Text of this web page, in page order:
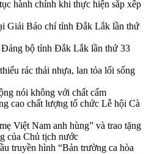
hành chính khi thực hiện sắp xếp
Giải Báo chí tỉnh Đắk Lắk lần thứ
bộ tỉnh Đắk Lắk lần thứ 33
rác thải nhựa, lan tỏa lối sống
nói không với chất cấm
cao chất lượng tổ chức Lễ hội Cà
Việt Nam anh hùng” và trao tặng
của Chủ tịch nước
truyền hình “Bản trường ca hòa